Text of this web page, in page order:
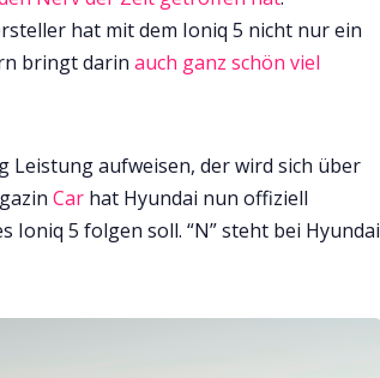
Über uns
Zusammenarbeit
Kontakt
Impressum
hat mit dem Ioniq 5 nicht nur ein
bringt darin auch ganz schön viel
Leistung aufweisen, der wird sich über
Car hat Hyundai nun offiziell
Ioniq 5 folgen soll. “N” steht bei Hyundai